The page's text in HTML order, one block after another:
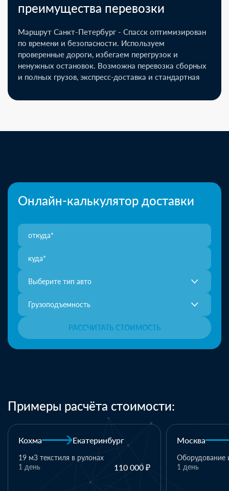
преимущества перевозки
Маршрут Санкт-Петербург - Спасск оптимизирован
по времени и безопасности. Используем
проверенные дороги, избегаем перегрузок и
ненужных остановок. Возможна перевозка сборных
и полных грузов, экспресс-доставка и стандартная
Онлайн-калькулятор доставки
Выберите тип авто
Грузоподъемность
РАССЧИТАТЬ СТОИМОСТЬ
Примеры расчёта стоимости:
Москва Казань
Оборудование и комплектующие
110 000 ₽
1 день
Казань
1 паллет -